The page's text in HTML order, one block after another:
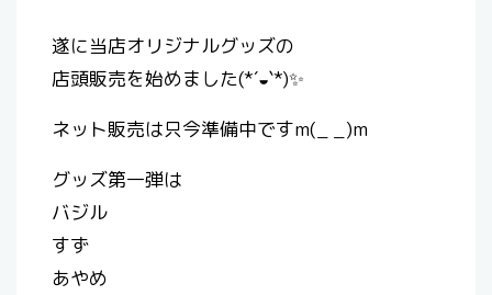
遂に当店オリジナルグッズの
店頭販売を始めました(*´◒`*)✨
ネット販売は只今準備中ですm(_ _)m
グッズ第一弾は
バジル
すず
あやめ